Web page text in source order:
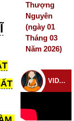
Thượng
Nguyên
(ngày 01
Tháng 03
Năm 2026)
VIDEO CHÙA